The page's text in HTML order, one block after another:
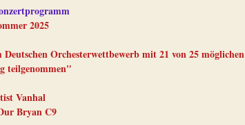
2025
Deutschen Orchesterwettbewerb mit 21 von 25
teilgenommen"
Vanhal
Bryan C9